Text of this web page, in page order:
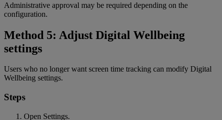
Administrative approval may be required depending on the
configuration.
Method 5: Adjust Digital Wellbeing
settings
Users who no longer want screen time tracking can modify Digital
Wellbeing settings.
Steps
Open Settings.